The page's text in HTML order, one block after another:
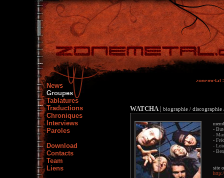
News
Groupes
Tablatures
Traductions
Chroniques
Interviews
Paroles
Download
Contacts
Team
Liens
zonemetal
WATCHA| biographie / discographie
-
-
-
-
-
site